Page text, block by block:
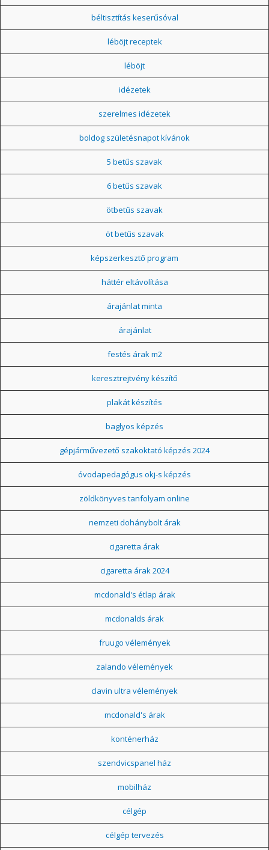
béltisztítás keserűsóval
léböjt receptek
léböjt
idézetek
szerelmes idézetek
boldog születésnapot kívánok
5 betűs szavak
6 betűs szavak
ötbetűs szavak
öt betűs szavak
képszerkesztő program
háttér eltávolítása
árajánlat minta
árajánlat
festés árak m2
keresztrejtvény készítő
plakát készítés
baglyos képzés
gépjárművezető szakoktató képzés 2024
óvodapedagógus okj-s képzés
zöldkönyves tanfolyam online
nemzeti dohánybolt árak
cigaretta árak
cigaretta árak 2024
mcdonald's étlap árak
mcdonalds árak
fruugo vélemények
zalando vélemények
clavin ultra vélemények
mcdonald's árak
konténerház
szendvicspanel ház
mobilház
célgép
célgép tervezés